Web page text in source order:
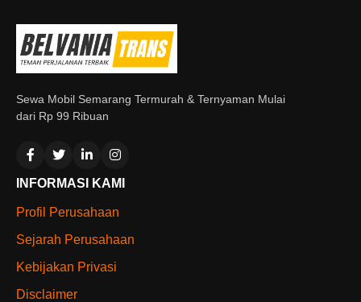
Sewa Mobil Semarang Termurah & Ternyaman Mulai
dari Rp 99 Ribuan
INFORMASI KAMI
Profil Perusahaan
Sejarah Perusahaan
Kebijakan Privasi
Disclaimer